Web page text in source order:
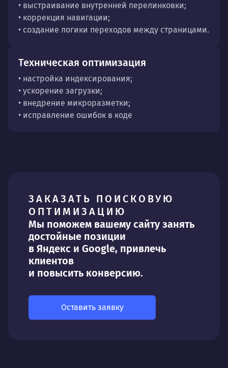
• выстраивание внутренней перелинковки;
• коррекция навигации;
• создание логики переходов между страницами.
Техническая оптимизация
• настройка индексирования;
• ускорение загрузки;
• внедрение микроразметки;
• исправление ошибок в коде
ЗАКАЗАТЬ ПОИСКОВУЮ
ОПТИМИЗАЦИЮ
Мы поможем вашему сайту занять
достойные позиции
в Яндекс и Google, привлечь
клиентов
и повысить конверсию.
Оставить заявку